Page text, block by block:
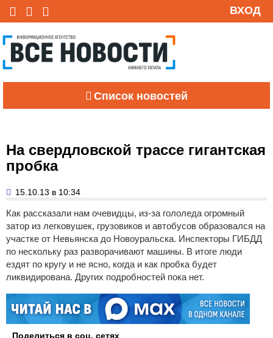
ВХОД
Список новостей
На свердловской трассе гигантская
пробка
15.10.13 в 10:34
Как рассказали нам очевидцы, из-за гололеда огромный
затор из легковушек, грузовиков и автобусов образовался на
участке от Невьянска до Новоуральска. Инспекторы ГИБДД
по нескольку раз разворачивают машины. В итоге люди
ездят по кругу и не ясно, когда и как пробка будет
ликвидирована. Других подробностей пока нет.
Поделиться в соц. сетях